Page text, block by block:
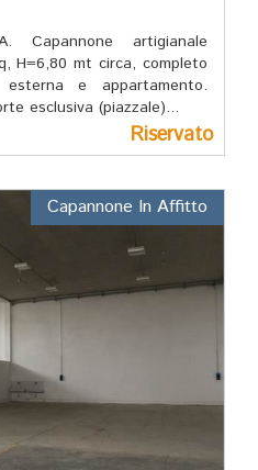
Capannone artigianale
H=6,80 mt circa, completo
e appartamento.
esclusiva (piazzale)...
Riservato
Capannone In Affitto